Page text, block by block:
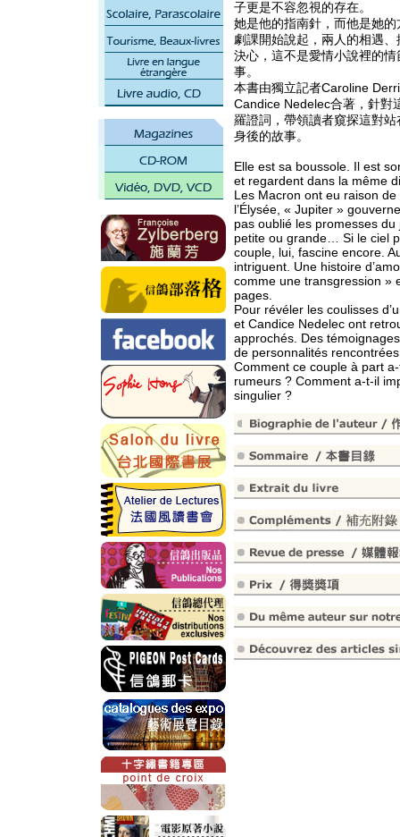
子更是不容忽視的存在。
她是他的指南針，而他是她
劇課開始說起，兩人的相遇
決心，這不是愛情小說裡的
事。
本書由獨立記者Caroline
Candice Nedelec合著，針對
羅證詞，帶領讀者窺探這對
身後的故事。
Elle est sa boussole. Il est
et regardent dans la même
Les Macron ont eu raison
l’Élysée, « Jupiter »
pas oublié les promesses
petite ou grande… Si le ciel
couple, lui, fascine encore.
intriguent. Une histoire
comme une transgression »
pages.
Pour révéler les coulisses
et Candice Nedelec ont
approchés. Des
de personnalités
Comment ce couple à part
rumeurs ? Comment a-t-il
singulier ?